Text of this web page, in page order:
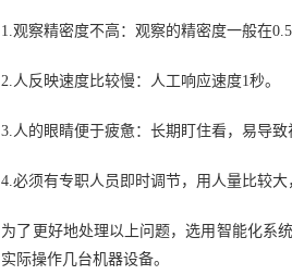
1.观察精密度不高：观察的精密度一般在
2.人反映速度比较慢：人工响应速度1秒。
3.人的眼睛便于疲惫：长期盯住看，易导致
4.必须有专职人员即时调节，用人量比较大
为了更好地处理以上问题，选用智能化系
实际操作几台机器设备。